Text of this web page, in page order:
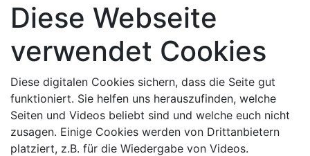
Diese Webseite
verwendet Cookies
Diese digitalen Cookies sichern, dass die Seite gut
funktioniert. Sie helfen uns herauszufinden, welche
Seiten und Videos beliebt sind und welche euch nicht
zusagen. Einige Cookies werden von Drittanbietern
platziert, z.B. für die Wiedergabe von Videos.